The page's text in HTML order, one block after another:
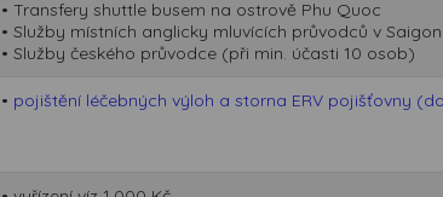
• Transfery shuttle busem na ostrově Phu Quoc
• Služby místních anglicky mluvících průvodců v
• Služby českého průvodce (při min. účasti 10 osob)
• pojištění léčebných výloh a storna ERV pojišťovny